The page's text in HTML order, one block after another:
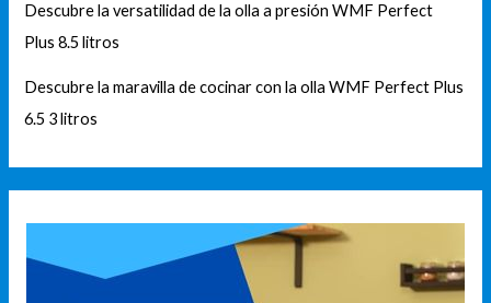
Descubre la versatilidad de la olla a presión WMF Perfect
Plus 8.5 litros
Descubre la maravilla de cocinar con la olla WMF Perfect Plus
6.5 3 litros